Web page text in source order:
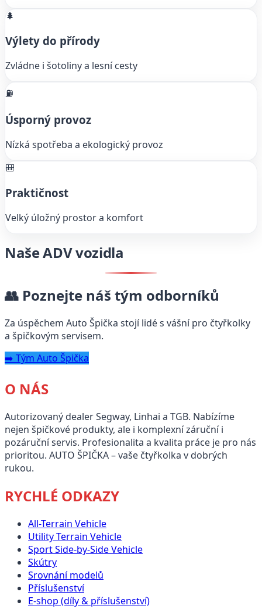
🌲
Výlety do přírody
Zvládne i šotoliny a lesní cesty
⛽
Úsporný provoz
Nízká spotřeba a ekologický provoz
🎒
Praktičnost
Velký úložný prostor a komfort
NašeADVvozidla
👥 Poznejte náš tým odborníků
Za úspěchem Auto Špička stojí lidé s vášní pro čtyřkolky
a špičkovým servisem.
➡️ Tým Auto Špička
O NÁS
Autorizovaný dealer Segway, Linhai a TGB. Nabízíme
nejen špičkové produkty, ale i komplexní záruční i
pozáruční servis. Profesionalita a kvalita práce je pro nás
prioritou. AUTO ŠPIČKA – vaše čtyřkolka v dobrých
rukou.
RYCHLÉ ODKAZY
All-Terrain Vehicle
Utility Terrain Vehicle
Sport Side-by-Side Vehicle
Skútry
Srovnání modelů
Příslušenství
E-shop (díly & příslušenství)